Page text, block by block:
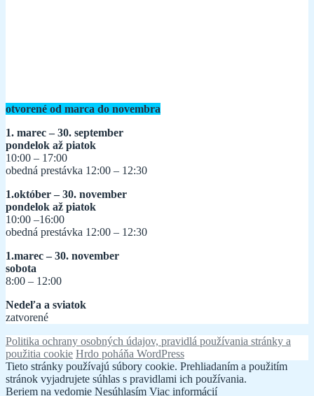
otvorené od marca do novembra
1. marec – 30. september
pondelok až piatok
10:00 – 17:00
obedná prestávka 12:00 – 12:30
1.október – 30. november
pondelok až piatok
10:00 –16:00
obedná prestávka 12:00 – 12:30
1.marec – 30. november
sobota
8:00 – 12:00
Nedeľa a sviatok
zatvorené
Politika ochrany osobných údajov, pravidlá používania stránky a
použitia cookie Hrdo poháňa WordPress
Tieto stránky používajú súbory cookie. Prehliadaním a použitím
stránok vyjadrujete súhlas s pravidlami ich používania.
Beriem na vedomie Nesúhlasím Viac informácií